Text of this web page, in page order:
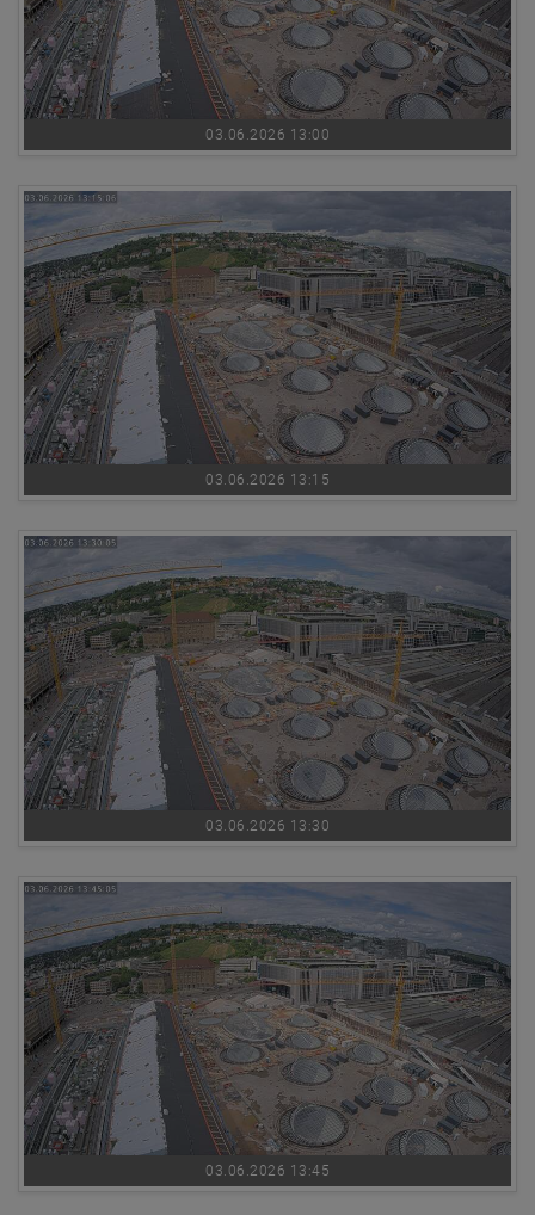
03.06.2026 13:00
03.06.2026 13:15
03.06.2026 13:30
03.06.2026 13:45